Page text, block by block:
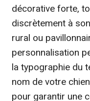
décorative forte,
discrètement à
rural ou
personnalisation
la typographie du
nom de votre
pour garantir une